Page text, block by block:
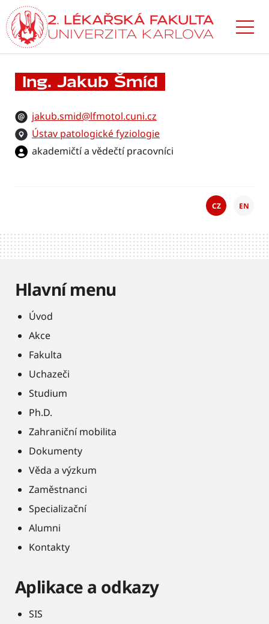
Přejít
k hlavnímu
obsahu
Ing. Jakub Šmíd
jakub.smid@lfmotol.cuni.cz
Ústav patologické fyziologie
akademičtí a vědečtí pracovníci
CZ EN
Hlavní menu
Úvod
Akce
Fakulta
Uchazeči
Studium
Ph.D.
Zahraniční mobilita
Dokumenty
Věda a výzkum
Zaměstnanci
Specializační
Alumni
Kontakty
Aplikace a odkazy
SIS